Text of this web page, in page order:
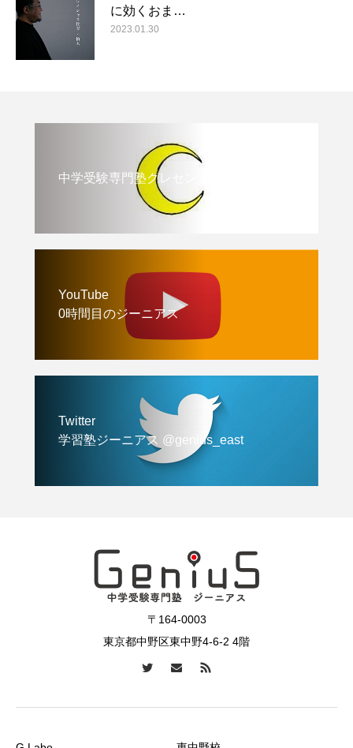
に効くおま…
2023.01.30
中学受験専門塾クレセント
YouTube
0時間目のジーニアス
Twitter
学習塾ジーニアス @genius_east
〒164-0003
東京都中野区東中野4-6-2 4階